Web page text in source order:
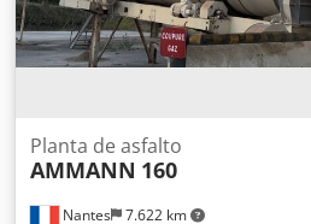
Nantes 7.622 km
Planta de asfalto
AMMANN 160